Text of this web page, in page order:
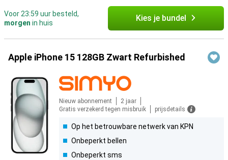
Voor 23:59 uur besteld,
morgen in huis Kies je bundel
Apple iPhone 15 128GB Zwart Refurbished
Nieuw abonnement
2 jaar
Gratis verzekerd tegen misbruik
prijsdetails
Op het betrouwbare netwerk van KPN
Onbeperkt bellen
Onbeperkt sms